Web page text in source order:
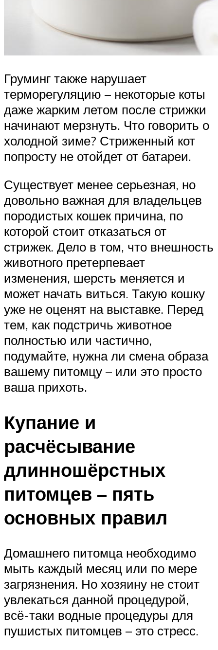
Груминг также нарушает
терморегуляцию – некоторые коты
даже жарким летом после стрижки
начинают мерзнуть. Что говорить о
холодной зиме? Стриженный кот
попросту не отойдет от батареи.
Существует менее серьезная, но
довольно важная для владельцев
породистых кошек причина, по
которой стоит отказаться от
стрижек. Дело в том, что внешность
животного претерпевает
изменения, шерсть меняется и
может начать виться. Такую кошку
уже не оценят на выставке. Перед
тем, как подстричь животное
полностью или частично,
подумайте, нужна ли смена образа
вашему питомцу – или это просто
ваша прихоть.
Купание и
расчёсывание
длинношёрстных
питомцев – пять
основных правил
Домашнего питомца необходимо
мыть каждый месяц или по мере
загрязнения. Но хозяину не стоит
увлекаться данной процедурой,
всё-таки водные процедуры для
пушистых питомцев – это стресс.